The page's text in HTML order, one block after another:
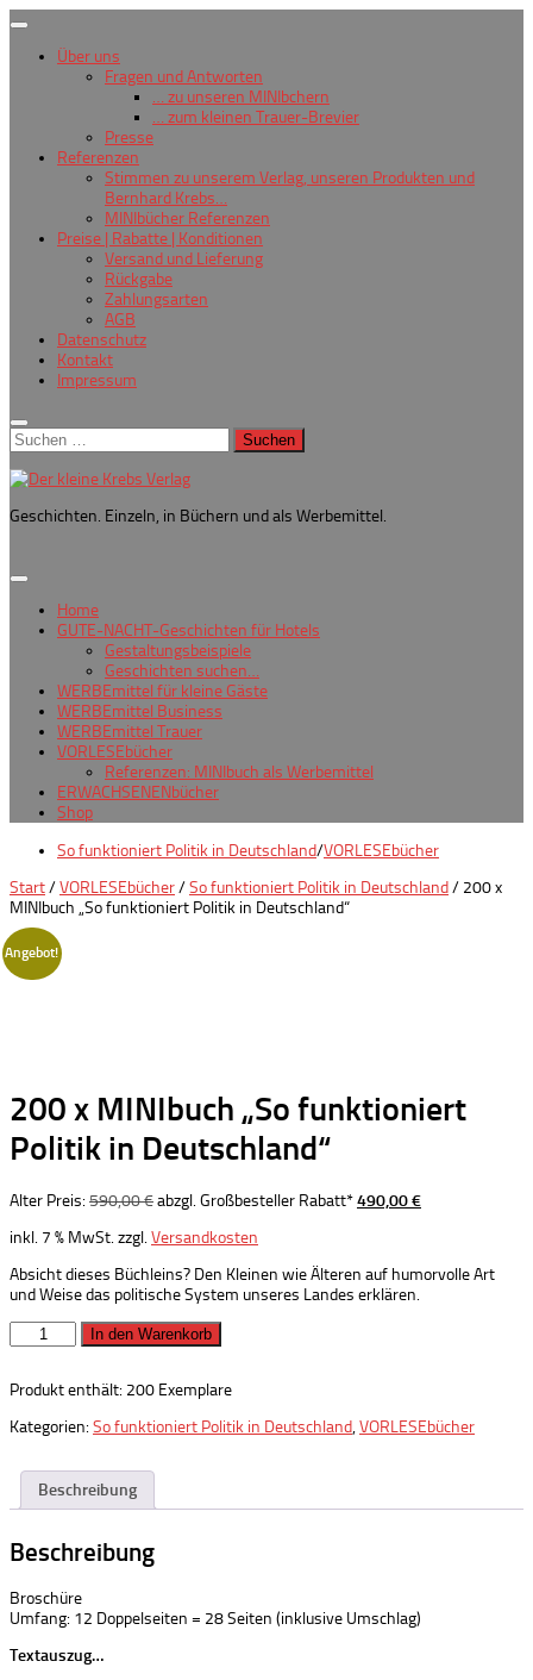
Zum
springenÜber uns
Fragen und Antworten
… zu unseren MINIbchern
… zum kleinen Trauer-Brevier
Presse
Referenzen
Stimmen zu unserem Verlag, unseren Produkten und
Bernhard Krebs…
MINIbücher Referenzen
Preise | Rabatte | Konditionen
Versand und Lieferung
Rückgabe
Zahlungsarten
AGB
Datenschutz
Kontakt
Impressum
Suchen
nach:
Geschichten. Einzeln, in Büchern und als Werbemittel.
Home
GUTE-NACHT-Geschichten für Hotels
Gestaltungsbeispiele
Geschichten suchen…
WERBEmittel für kleine Gäste
WERBEmittel Business
WERBEmittel Trauer
VORLESEbücher
Referenzen: MINIbuch als Werbemittel
ERWACHSENENbücher
Shop
So funktioniert Politik in Deutschland/VORLESEbücher
Start/VORLESEbücher/So funktioniert Politik in Deutschland/ 200 x
MINIbuch „So funktioniert Politik in Deutschland“
Angebot!
200 x MINIbuch „So funktioniert
Politik in Deutschland“
Alter Preis: 590,00€Ursprünglicher
war:
abzgl. Großbesteller Rabatt*490,00€Aktueller
inkl. 7 % MwSt. zzgl. Versandkosten
Absicht dieses Büchleins? Den Kleinen wie Älteren auf humorvolle Art
und Weise das politische System unseres Landes erklären.
x
"So
Politik
Deutschland"
Menge
In den Warenkorb
Produkt enthält: 200 Exemplare
Kategorien: So funktioniert Politik in Deutschland,VORLESEbücher
Beschreibung
Beschreibung
Broschüre
Umfang: 12 Doppelseiten = 28 Seiten (inklusive Umschlag)
Textauszug…